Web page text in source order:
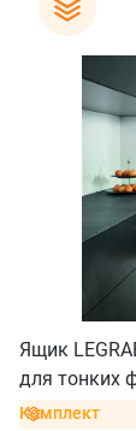
Ящик
для тонких
Комплект